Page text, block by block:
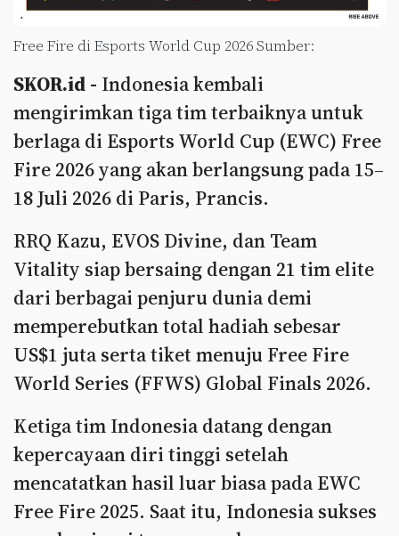
Free Fire di Esports World Cup 2026 Sumber:
SKOR.id - Indonesia kembali
mengirimkan tiga tim terbaiknya untuk
berlaga di Esports World Cup (EWC) Free
Fire 2026 yang akan berlangsung pada 15–
18 Juli 2026 di Paris, Prancis.
RRQ Kazu, EVOS Divine, dan Team
Vitality siap bersaing dengan 21 tim elite
dari berbagai penjuru dunia demi
memperebutkan total hadiah sebesar
US$1 juta serta tiket menuju Free Fire
World Series (FFWS) Global Finals 2026.
Ketiga tim Indonesia datang dengan
kepercayaan diri tinggi setelah
mencatatkan hasil luar biasa pada EWC
Free Fire 2025. Saat itu, Indonesia sukses